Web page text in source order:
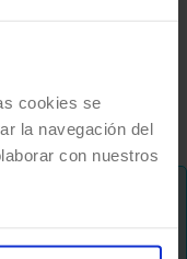
cookies se
la navegación del
con nuestros